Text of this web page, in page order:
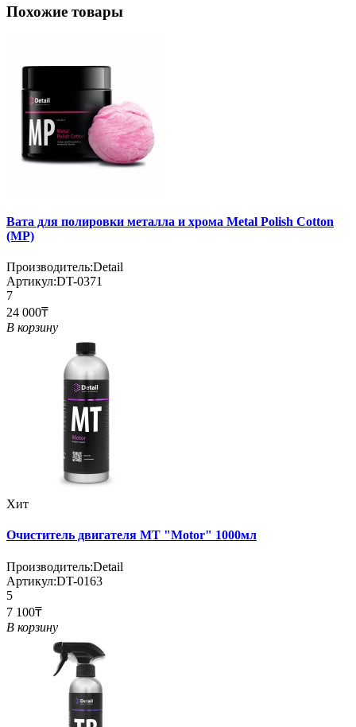
Похожие товары
Вата для полировки металла и хрома Metal Polish Cotton
(MP)
Производитель:Detail
Артикул:DT-0371
7
24 000₸
В корзину
Хит
Очиститель двигателя MT "Motor" 1000мл
Производитель:Detail
Артикул:DT-0163
5
7 100₸
В корзину